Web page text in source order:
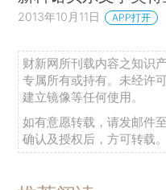
2013年10月11日 APP打开
财新网所刊载内容之知识
专属所有或持有。未经许
建立镜像等任何使用。
如有意愿转载，请发邮件至
确认及授权后，方可转载。